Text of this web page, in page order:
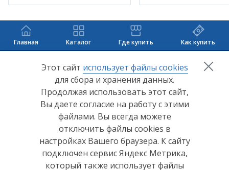
Главная Каталог Где купить Как купить
+7 (8412) 65-33-00
info@lerom.ru
Согласие на обработку персональных данных
Политика конфиденциальности
Согласие на обработку персональных данных Яндекс
Этот сайт использует файлы cookies
для сбора и хранения данных.
Продолжая использовать этот сайт,
Вы даете согласие на работу с этими
файлами. Вы всегда можете
отключить файлы cookies в
настройках Вашего браузера. К сайту
подключен сервис Яндекс Метрика,
который также использует файлы